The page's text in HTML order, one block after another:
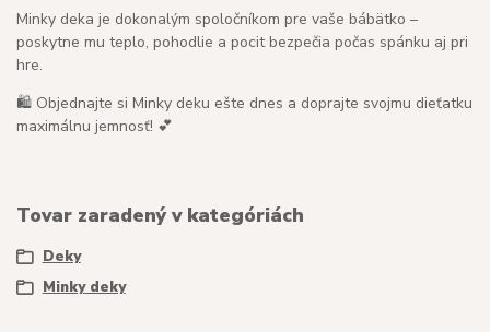
Minky deka je dokonalým spoločníkom pre vaše bábätko –
poskytne mu teplo, pohodlie a pocit bezpečia počas spánku aj pri
hre.
🛍️ Objednajte si Minky deku ešte dnes a doprajte svojmu dieťatku
maximálnu jemnosť! 💕
Tovar zaradený v kategóriách
Deky
Minky deky